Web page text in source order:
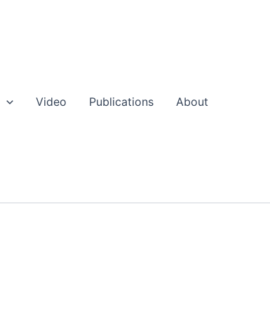
Video Publications About